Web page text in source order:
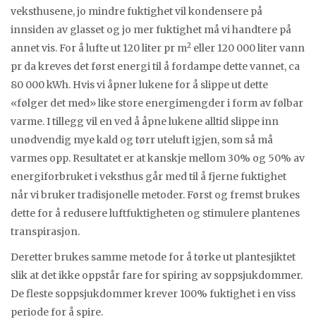
veksthusene, jo mindre fuktighet vil kondensere på
innsiden av glasset og jo mer fuktighet må vi handtere på
annet vis. For å lufte ut 120 liter pr m2 eller 120 000 liter vann
pr da kreves det først energi til å fordampe dette vannet, ca
80 000 kWh. Hvis vi åpner lukene for å slippe ut dette
«følger det med» like store energimengder i form av følbar
varme. I tillegg vil en ved å åpne lukene alltid slippe inn
unødvendig mye kald og tørr uteluft igjen, som så må
varmes opp. Resultatet er at kanskje mellom 30% og 50% av
energiforbruket i veksthus går med til å fjerne fuktighet
når vi bruker tradisjonelle metoder. Først og fremst brukes
dette for å redusere luftfuktigheten og stimulere plantenes
transpirasjon.
Deretter brukes samme metode for å tørke ut plantesjiktet
slik at det ikke oppstår fare for spiring av soppsjukdommer.
De fleste soppsjukdommer krever 100% fuktighet i en viss
periode for å spire.